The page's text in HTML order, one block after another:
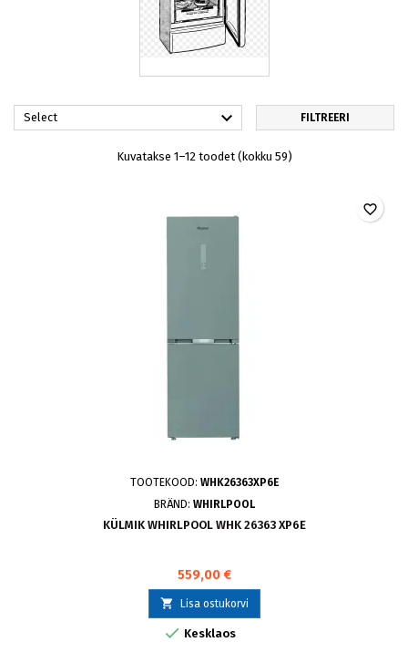
Select  FILTREERI
Kuvatakse 1–12 toodet (kokku 59)
TOOTEKOOD: WHK26363XP6E
BRÄND: WHIRLPOOL
KÜLMIK WHIRLPOOL WHK 26363 XP6E
559,00 €
 Lisa ostukorvi
 Kesklaos
favorite_border